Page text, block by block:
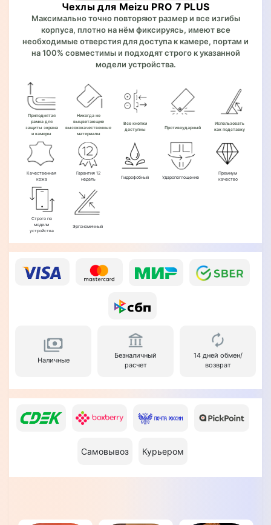
Чехлы для Meizu PRO 7 PLUS
Максимально точно повторяют размер и все изгибы
корпуса, плотно на нём фиксируясь, имеют все
необходимые отверстия для доступа к камере, портам и
на 100% совместимы и подходят строго к указанной
модели устройства.
Приподнятая
рамка для
защиты экрана
и камеры
Никогда не
выцветающие
высококачественные
материалы
Все кнопки
доступны
Противоударный
Использовать
как подставку
Качественная
кожа
Гарантия 12
недель
Гидрофобный Ударопоглощение
Премиум
качество
Строго по
модели
устройства
Эргономичный
Наличные
Безналичный
расчет
14 дней обмен/
возврат
Самовывоз Курьером